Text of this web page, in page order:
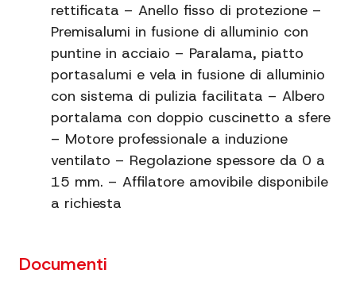
Informazioni
Struttura in alluminio
pressofuso verniciato
rettificata – Anello fisso di protezione –
Premisalumi in fusione di alluminio con
puntine in acciaio – Paralama, piatto
portasalumi e vela in fusione di alluminio
con sistema di pulizia facilitata – Albero
portalama con doppio cuscinetto a sfere
– Motore professionale a induzione
ventilato – Regolazione spessore da 0 a
15 mm. – Affilatore amovibile disponibile
a richiesta
Documenti